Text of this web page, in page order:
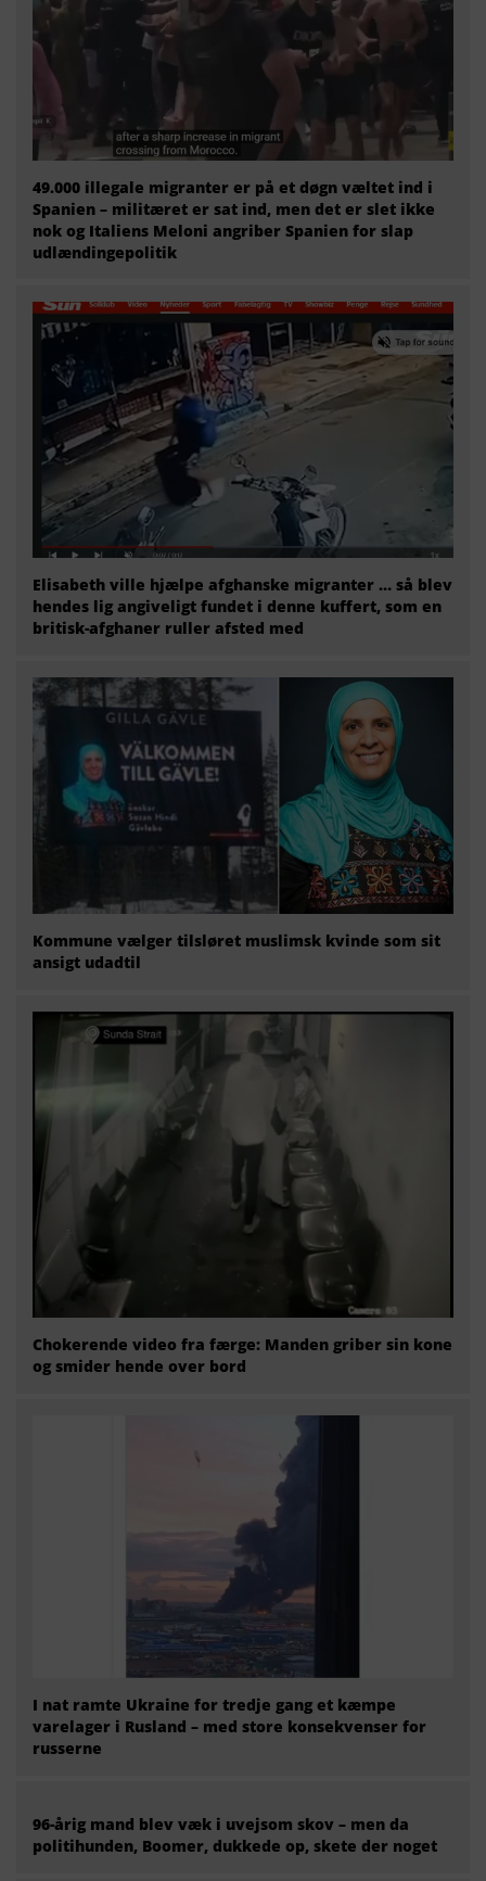
49.000 illegale migranter er på et døgn væltet ind i
Spanien – militæret er sat ind, men det er slet ikke
nok og Italiens Meloni angriber Spanien for slap
udlændingepolitik
Elisabeth ville hjælpe afghanske migranter … så blev
hendes lig angiveligt fundet i denne kuffert, som en
britisk-afghaner ruller afsted med
Kommune vælger tilsløret muslimsk kvinde som sit
ansigt udadtil
Chokerende video fra færge: Manden griber sin kone
og smider hende over bord
I nat ramte Ukraine for tredje gang et kæmpe
varelager i Rusland – med store konsekvenser for
russerne
96-årig mand blev væk i uvejsom skov – men da
politihunden, Boomer, dukkede op, skete der noget